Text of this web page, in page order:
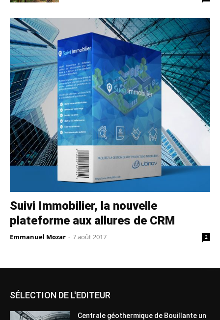
Suivi Immobilier, la nouvelle
plateforme aux allures de CRM
Emmanuel Mozar - 7 août 2017 2
SÉLECTION DE L'EDITEUR
Centrale géothermique de Bouillante un